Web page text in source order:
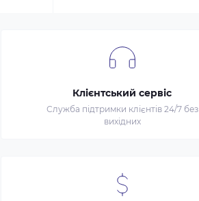
Клієнтський сервіс
Служба підтримки клієнтів 24/7 без
вихідних